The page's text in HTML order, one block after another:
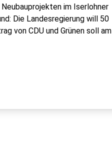
im Iserlohner
Die Landesregierung will 50
von CDU und Grünen soll am